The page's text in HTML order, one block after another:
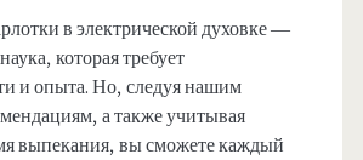
в электрической духовке —
которая требует
и опыта. Но, следуя нашим
а также учитывая
выпекания, вы сможете каждый